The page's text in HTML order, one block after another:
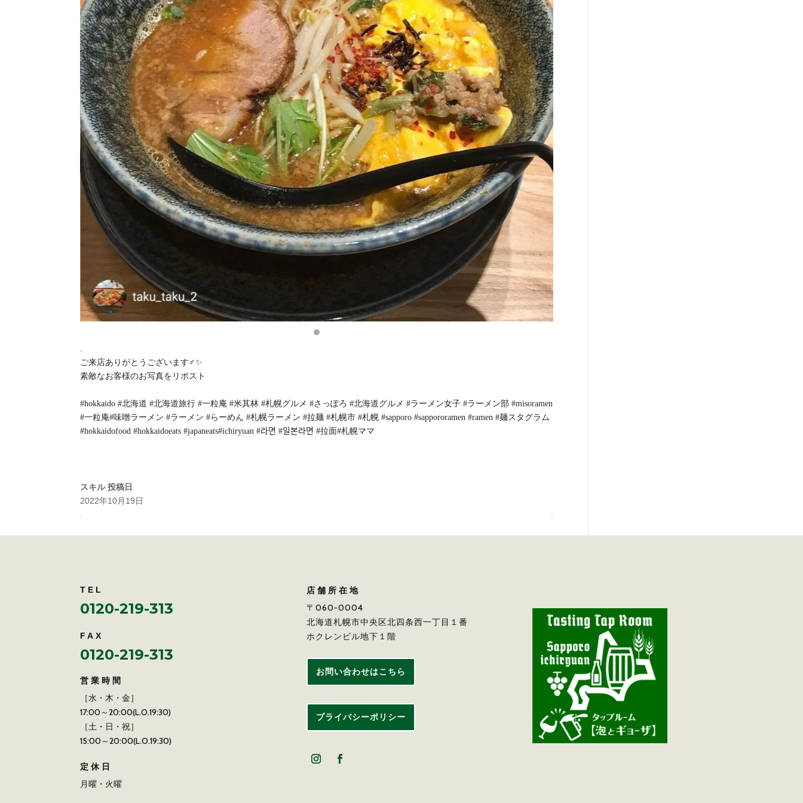
.
ご来店ありがとうございます‍♂️✨
素敵なお客様のお写真をリポスト
#hokkaido #北海道 #北海道旅行 #一粒庵 #米其林 #札幌グルメ #さっぽろ #北海道グルメ #ラーメン女子 #ラーメン部 #misoramen
#一粒庵#味噌ラーメン #ラーメン #らーめん #札幌ラーメン #拉麺 #札幌市 #札幌 #sapporo #sappororamen #ramen #麺スタグラム
#hokkaidofood #hokkaidoeats #japaneats#ichiryuan #라면 #일본라면 #拉面#札幌ママ
スキル 投稿日
2022年10月19日
TEL
0120-219-313
FAX
0120-219-313
営業時間
［水・木・金］
17:00～20:00(L.O.19:30)
［土・日・祝］
15:00～20:00(L.O.19:30)
定休日
月曜・火曜
店舗所在地
〒060-0004
北海道札幌市中央区北四条西一丁目１番
ホクレンビル地下１階
お問い合わせはこちら
プライバシーポリシー